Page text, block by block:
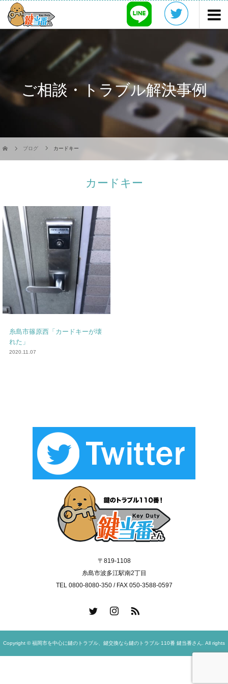
ご相談・トラブル解決事例
ブログ カードキー
カードキー
糸島市篠原西「カードキーが壊
れた」
2020.11.07
〒819-1108
糸島市波多江駅南2丁目
TEL 0800-8080-350 / FAX 050-3588-0597
Copyright © 福岡市を中心に鍵のトラブル、鍵交換なら鍵のトラブル 110番 鍵当番さん. All rights